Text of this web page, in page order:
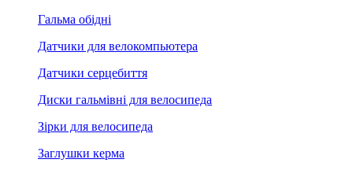
Гальма обідні
Датчики для велокомпьютера
Датчики серцебиття
Диски гальмівні для велосипеда
Зірки для велосипеда
Заглушки керма